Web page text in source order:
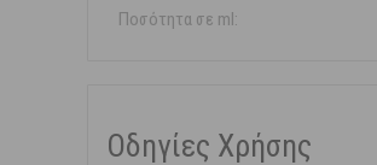
Ποσότητα σε ml:
Οδηγίες Χρήσης